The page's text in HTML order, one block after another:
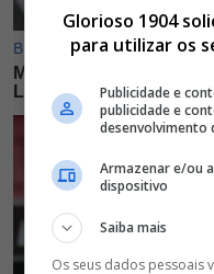
Glorioso 1904
para utilizar os
Publicidade e
publicidade e
desenvolvimento
Armazenar e/ou
dispositivo
Saiba mais
Os seus dados pessoais